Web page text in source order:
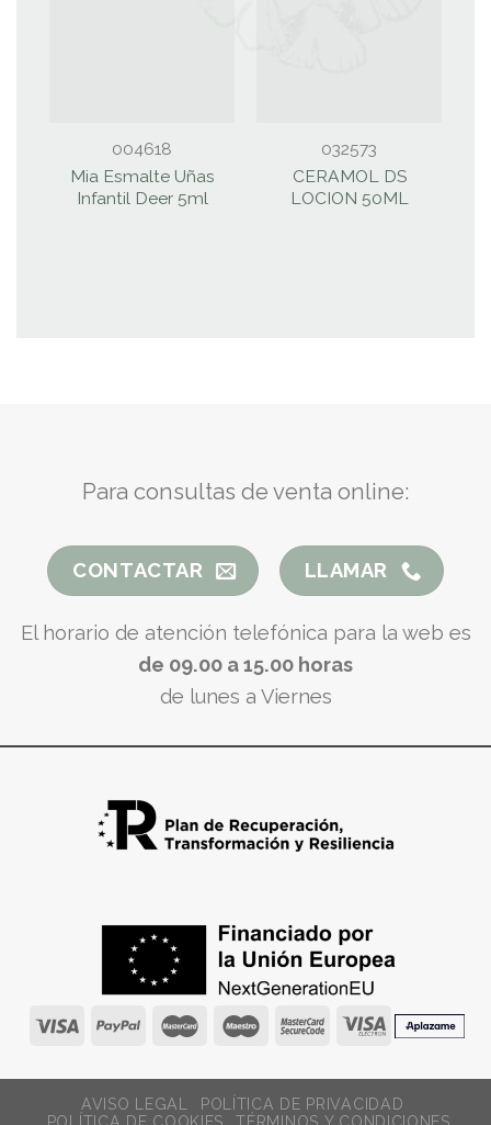
004618
Mia Esmalte Uñas
Infantil Deer 5ml
032573
CERAMOL DS
LOCION 50ML
Para consultas de venta online:
CONTACTAR LLAMAR
El horario de atención telefónica para la web es
de 09.00 a 15.00 horas
de lunes a Viernes
AVISO LEGAL
POLÍTICA DE PRIVACIDAD